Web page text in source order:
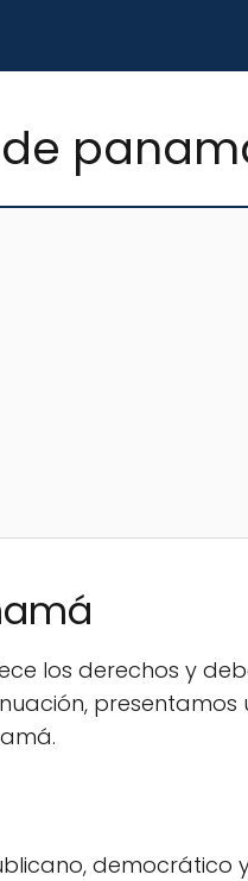
los derechos y
presentamos
democrático